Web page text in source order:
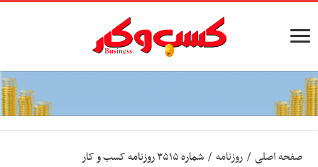
صفحه اصلی / روزنامه / شماره ۳۵۱۵ روزنامه کسب و کار